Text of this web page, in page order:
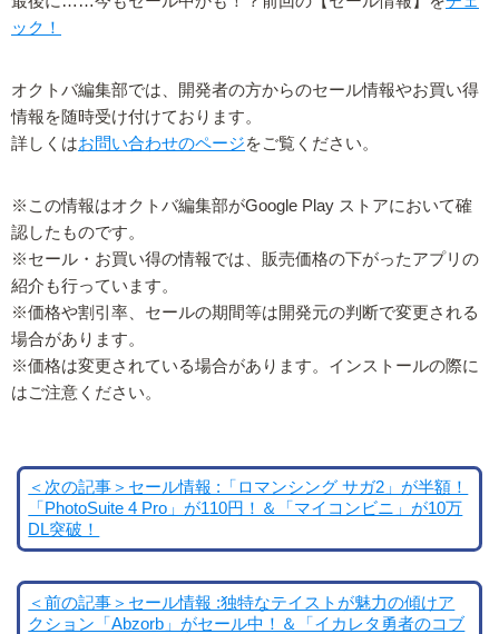
ック！
オクトバ編集部では、開発者の方からのセール情報やお買い得
情報を随時受け付けております。
詳しくはお問い合わせのページをご覧ください。
※この情報はオクトバ編集部がGoogle Play ストアにおいて確
認したものです。
※セール・お買い得の情報では、販売価格の下がったアプリの
紹介も行っています。
※価格や割引率、セールの期間等は開発元の判断で変更される
場合があります。
※価格は変更されている場合があります。インストールの際に
はご注意ください。
＜次の記事＞セール情報 :「ロマンシング サガ2」が半額！
「PhotoSuite 4 Pro」が110円！＆「マイコンビニ」が10万
DL突破！
＜前の記事＞セール情報 :独特なテイストが魅力の傾けア
クション「Abzorb」がセール中！＆「イカレタ勇者のコブ